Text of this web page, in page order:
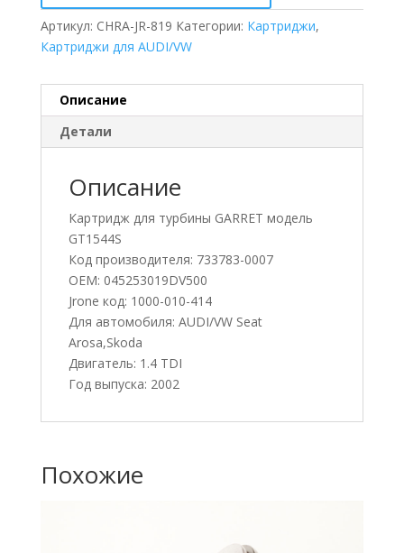
Артикул: CHRA-JR-819 Категории: Картриджи,
Картриджи для AUDI/VW
Описание
Детали
Описание
Картридж для турбины GARRET модель
GT1544S
Код производителя: 733783-0007
OEM: 045253019DV500
Jrone код: 1000-010-414
Для автомобиля: AUDI/VW Seat
Arosa,Skoda
Двигатель: 1.4 TDI
Год выпуска: 2002
Похожие